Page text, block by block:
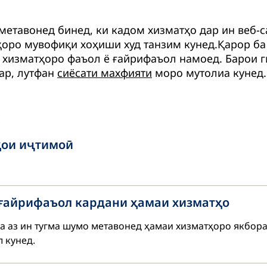
нақшаи кории ташкилотҳои
Ҷумҳурии Тоҷикистон (ҶТ) ва Агентии
то инки занон ва мардони маҳкумшуда
ва н.Ёвон таваҷҷӯҳи зиёди
ва тарҳрезии лоиҳаро.нишон медихад.
режими муассисахои ислоҳӣ мутобиқ
ва масофаи иҷтимоӣ) риоя карда
бо Институти ҳамкории байналмилалии
“Беҳтар намудани дастрасӣ ба ҳуқуқҳои
(SECRET-3), ки аз ҷониби Иттиҳоди
менамояд. Лоиҳа аз ҷониби
ҳуқуқи инсон ва риояи қонуният" ва
намоед ба:
бинед, ки кадом хизматҳо дар ин веб-
мувофиқи хоҳиши худ танзим кунед.Қарор
фаъол ё ғайрифаъол намоед. Барои
лутфан сиёсати махфияти моро мутолиа кунед.
иҷтимоӣ
кардани ҳамаи хизматҳо
аз ин тугма шумо метавонед ҳамаи хизматҳоро
кунед.